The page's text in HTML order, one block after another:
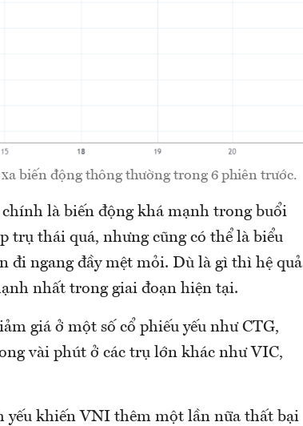
biến động thông thường trong 6 phiên trước.
là biến động khá mạnh trong buổi
trụ thái quá, nhưng cũng có thể là biểu
đi ngang đầy mệt mỏi. Dù là gì thì hệ quả
nhất trong giai đoạn hiện tại.
giá ở một số cổ phiếu yếu như CTG,
vài phút ở các trụ lớn khác như VIC,
yếu khiến VNI thêm một lần nữa thất bại